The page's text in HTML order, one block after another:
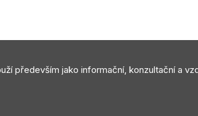
především jako informační, konzultační a